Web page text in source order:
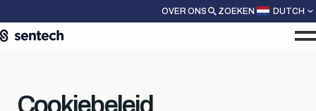
OVER ONS ZOEKEN DUTCH
Cookiebeleid